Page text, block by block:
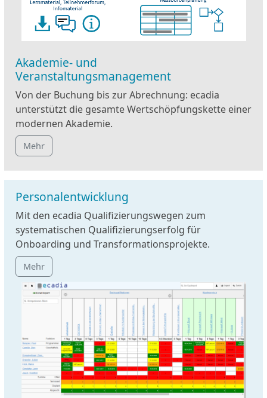
Akademie- und
Veranstaltungsmanagement
Von der Buchung bis zur Abrechnung: ecadia
unterstützt die gesamte Wertschöpfungskette einer
modernen Akademie.
Mehr
Personalentwicklung
Mit den ecadia Qualifizierungswegen zum
systematischen Qualifizierungserfolg für
Onboarding und Transformationsprojekte.
Mehr